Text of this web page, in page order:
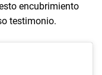
encubrimiento
testimonio.